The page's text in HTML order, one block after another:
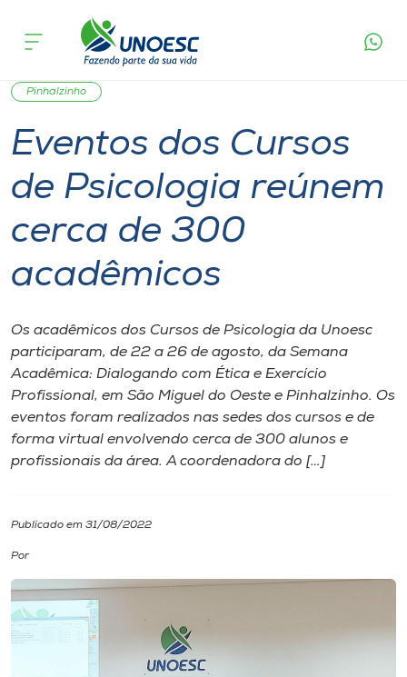
Cursos
Onde estamos
Pesquisa
Atendimento ao Estudante
Portal de Ensino
Internacionalização
I.nova
Cultura
CPA
acontece
Pinhalzinho
Eventos dos Cursos
de Psicologia reúnem
cerca de 300
acadêmicos
Os acadêmicos dos Cursos de Psicologia da Unoesc
participaram, de 22 a 26 de agosto, da Semana
Acadêmica: Dialogando com Ética e Exercício
Profissional, em São Miguel do Oeste e Pinhalzinho. Os
eventos foram realizados nas sedes dos cursos e de
forma virtual envolvendo cerca de 300 alunos e
profissionais da área. A coordenadora do […]
Publicado em 31/08/2022
Por